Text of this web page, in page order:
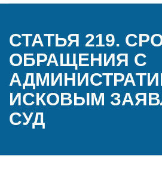
СТАТЬЯ 219.
ОБРАЩЕНИЯ С
ИСКОВЫМ
СУД